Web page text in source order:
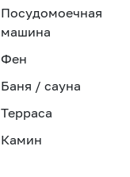
Посудомоечная
машина
Фен
Баня / сауна
Терраса
Камин